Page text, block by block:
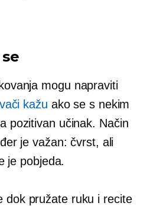
mogu napraviti
kažu ako se s nekim
pozitivan učinak. Način
je važan: čvrst, ali
je pobjeda.
dok pružate ruku i recite